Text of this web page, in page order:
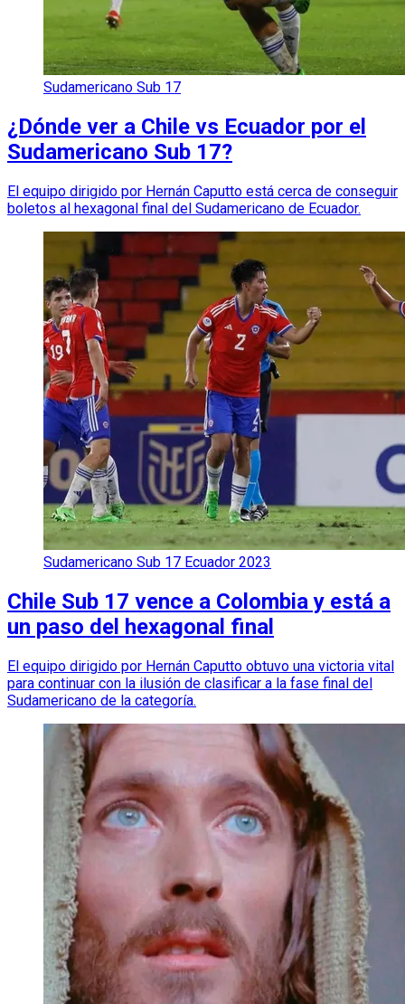
Sudamericano Sub 17
¿Dónde ver a Chile vs Ecuador por el
Sudamericano Sub 17?
El equipo dirigido por Hernán Caputto está cerca de conseguir
boletos al hexagonal final del Sudamericano de Ecuador.
Sudamericano Sub 17 Ecuador 2023
Chile Sub 17 vence a Colombia y está a
un paso del hexagonal final
El equipo dirigido por Hernán Caputto obtuvo una victoria vital
para continuar con la ilusión de clasificar a la fase final del
Sudamericano de la categoría.